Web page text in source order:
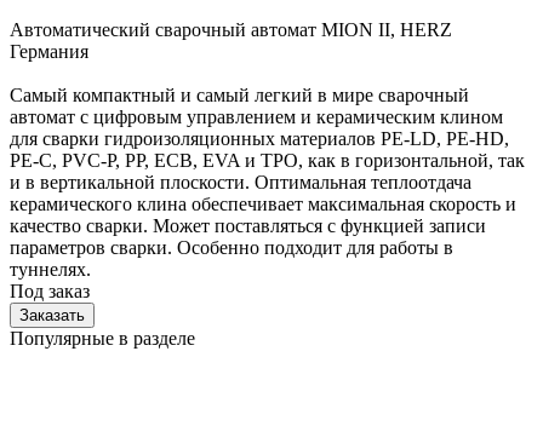
Автоматический сварочный автомат MION II, HERZ
Германия
Самый компактный и самый легкий в мире сварочный
автомат с цифровым управлением и керамическим клином
для сварки гидроизоляционных материалов PE-LD, PE-HD,
PE-C, PVC-P, PP, ECB, EVA и TPO, как в горизонтальной, так
и в вертикальной плоскости. Оптимальная теплоотдача
керамического клина обеспечивает максимальная скорость и
качество сварки. Может поставляться с функцией записи
параметров сварки. Особенно подходит для работы в
туннелях.
Под заказ
Заказать
Популярные в разделе